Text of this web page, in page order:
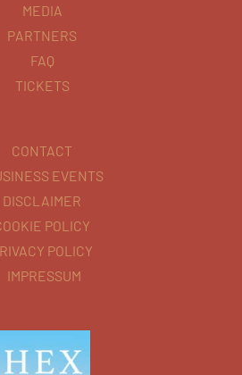
MEDIA
PARTNERS
FAQ
TICKETS
CONTACT
EVENTS
DISCLAIMER
POLICY
POLICY
IMPRESSUM